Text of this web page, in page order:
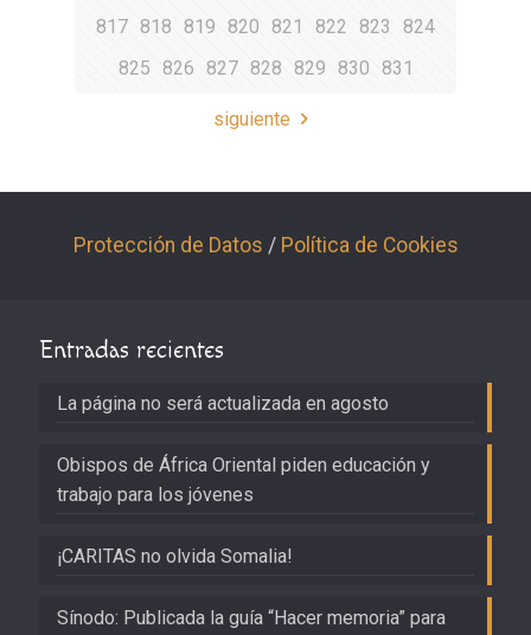
817 818 819 820 821 822 823
824
825
826 827 828 829 830 831
siguiente
Protección de Datos / Política de Cookies
Entradas recientes
La página no será actualizada en agosto
Obispos de África Oriental piden educación y
trabajo para los jóvenes
¡CARITAS no olvida Somalia!
Sínodo: Publicada la guía “Hacer memoria” para